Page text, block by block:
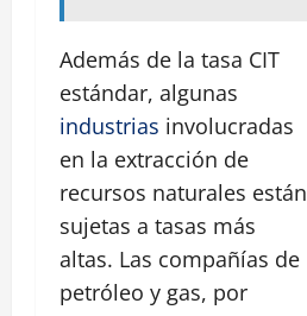
Además de la tasa CIT
estándar, algunas
industrias involucradas
en la extracción de
recursos naturales están
sujetas a tasas más
altas. Las compañías de
petróleo y gas, por